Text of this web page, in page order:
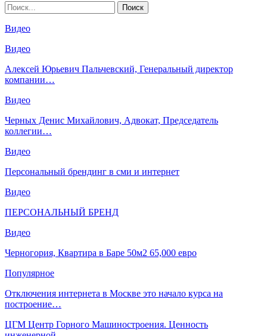
Видео
Видео
Алексей Юрьевич Пальчевский, Генеральный директор
компании…
Видео
Черных Денис Михайлович, Адвокат, Председатель
коллегии…
Видео
Персональный брендинг в сми и интернет
Видео
ПЕРСОНАЛЬНЫЙ БРЕНД
Видео
Черногория, Квартира в Баре 50м2 65,000 евро
Популярное
Отключения интернета в Москве это начало курса на
построение…
ЦГМ Центр Горного Машиностроения. Ценность